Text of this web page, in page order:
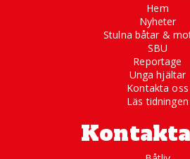
Hem
Nyheter
Stulna båtar &
SBU
Reportage
Unga hjältar
Kontakta oss
Läs tidningen